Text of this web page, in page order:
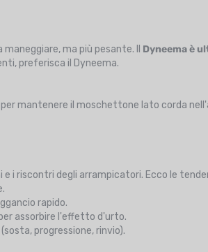
ma più pesante. Il Dyneema è
preferisca il Dyneema.
mantenere il moschettone lato corda
e i riscontri degli arrampicatori. Ecco le
rapido.
assorbire l'effetto d'urto.
progressione, rinvio).